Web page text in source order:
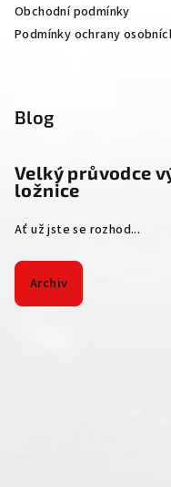
Obchodní podmínky
Podmínky ochrany
Blog
Velký průvodce
ložnice
Ať už jste se rozhod...
Archiv